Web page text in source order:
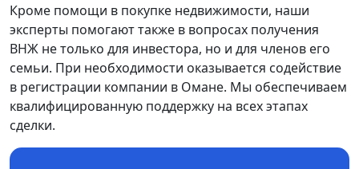
Кроме помощи в покупке недвижимости, наши
эксперты помогают также в вопросах получения
ВНЖ не только для инвестора, но и для членов его
семьи. При необходимости оказывается содействие
в регистрации компании в Омане. Мы обеспечиваем
квалифицированную поддержку на всех этапах
сделки.